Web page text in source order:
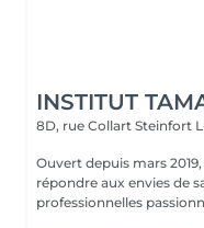
INSTITUT
8D, rue Collart Steinfort
Ouvert depuis mars
répondre aux envies de
professionnelles